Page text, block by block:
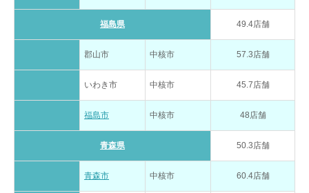
福島県 49.4店舗
郡山市 中核市 57.3店舗
いわき市 中核市 45.7店舗
福島市 中核市 48店舗
青森県 50.3店舗
青森市 中核市 60.4店舗